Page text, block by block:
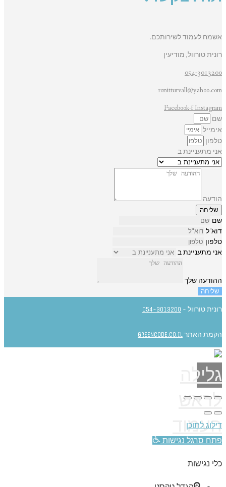
אשמח לעמוד לשירותכם.
רונית טורוול, מודיעין
054-3013200
ronitturvall@yahoo.com
Facebook-f Instagram
שם
אימייל
טלפון
אני מתעניינת ב
הודעה
שליחה
שם
דוא"ל
טלפון
אני מתעניינת ב
ההודעה שלך
שליחה
רונית טורוול - 054-3013200
הקמת האתרGREENCODE.CO.IL
גלילה
לראש
העמוד
דילוג לתוכן
פתח סרגל נגישות
כלי נגישות